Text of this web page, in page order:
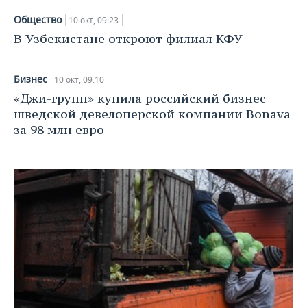
ФИГУРНОЕ КАТАНИЕ
ВОДНЫЕ ВИДЫ СПОРТА
ХОККЕЙ С МЯЧОМ
МЕДИЦИНА
ОБРАЗОВАНИЕ
ПРОИСШЕСТВИЯ
Общество 10 окт, 09:23
В Узбекистане откроют филиал КФУ
Бизнес 10 окт, 09:10
«Джи-групп» купила российский бизнес
шведской девелоперской компании Bonava
за 98 млн евро